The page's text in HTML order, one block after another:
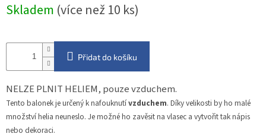
cena:
Skladem (více než 10 ks)
Přidat do košíku
NELZE PLNIT HELIEM, pouze vzduchem.
Tento balonek je určený k nafouknutívzduchem. Díky velikosti by ho malé
množství helia neuneslo. Je možné ho zavěsit na vlasec a vytvořit tak nápis
nebo dekoraci.